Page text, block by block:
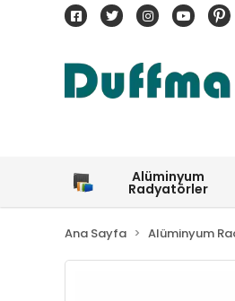
Alüminyum
Radyatörler
Ana Sayfa Alüminyum